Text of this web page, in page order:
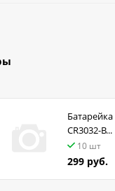
CR3032-B...
10 шт
299 руб.